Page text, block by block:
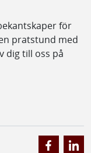
för
pratstund med
dig till oss på